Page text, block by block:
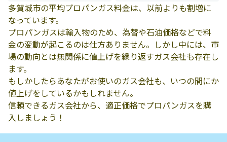
多賀城市の平均プロパンガス料金は、以前よりも割増に
なっています。
プロパンガスは輸入物のため、為替や石油価格などで料
金の変動が起こるのは仕方ありません。しかし中には、市
場の動向とは無関係に値上げを繰り返すガス会社も存在し
ます。
もしかしたらあなたがお使いのガス会社も、いつの間にか
値上げをしているかもしれません。
信頼できるガス会社から、適正価格でプロパンガスを購
入しましょう！